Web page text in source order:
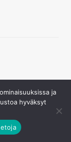
odottaa
ja
hyväksyt